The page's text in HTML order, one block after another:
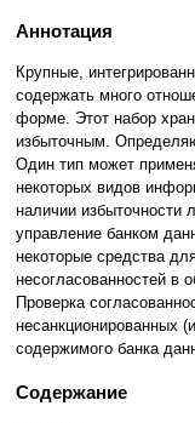
Аннотация
Крупные,
содержать много
форме. Этот набор
избыточным.
Один тип может
некоторых видов
наличии избыточности
управление банком
некоторые средства
несогласованностей в
Проверка
несанкционированных
содержимого банка
Содержание